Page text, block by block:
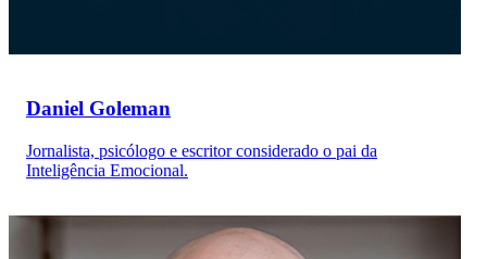
Daniel Goleman
Jornalista, psicólogo e escritor considerado o pai da
Inteligência Emocional.